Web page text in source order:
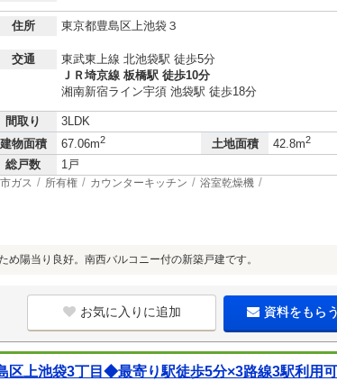
住所 東京都豊島区上池袋３
交通
東武東上線 北池袋駅 徒歩5分
ＪＲ埼京線 板橋駅 徒歩10分
湘南新宿ライン宇須 池袋駅 徒歩18分
間取り
3LDK
建物面積
67.06m2 土地面積 42.8m2
総戸数 1戸
ガス 所有権 カウンターキッチン 浴室乾燥機
め陽当り良好。南西バルコニー付の新築戸建です。
お気に入りに追加 資料をもら
区上池袋3丁目◆最寄り駅徒歩5分×3路線3駅利用